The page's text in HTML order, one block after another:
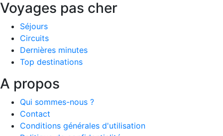
Voyages pas cher
Séjours
Circuits
Dernières minutes
Top destinations
A propos
Qui sommes-nous ?
Contact
Conditions générales d'utilisation